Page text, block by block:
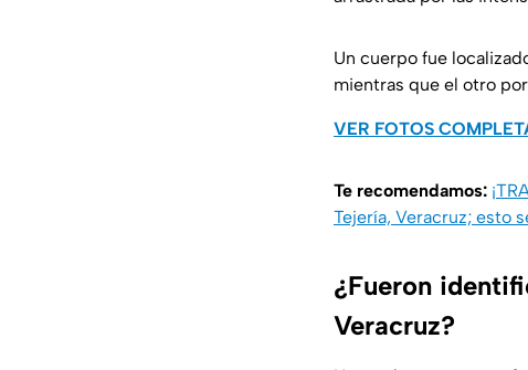
Un cuerpo fue
mientras que el otro
VER FOTOS
Te recomendamos:
Tejería, Veracruz; esto
¿Fueron
Veracruz?